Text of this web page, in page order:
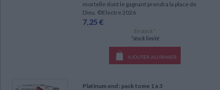
mortelle dont le gagnant prendra la place de
Dieu. ©Electre 2026
7,25 €
En stock *
*stock limité
AJOUTER AU PANIER
Platinum end : pack tome 1 à 3